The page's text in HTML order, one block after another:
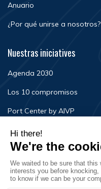
Anuario
¿Por qué unirse a nosotros?
Nuestras iniciatives
Agenda 2030
Los 10 compromisos
Port Center by AIVP
Noticias
Eventos
FAQ